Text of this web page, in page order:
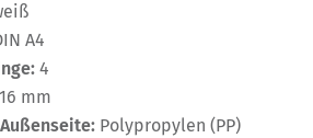
A4
4
16 mm
Polypropylen (PP)